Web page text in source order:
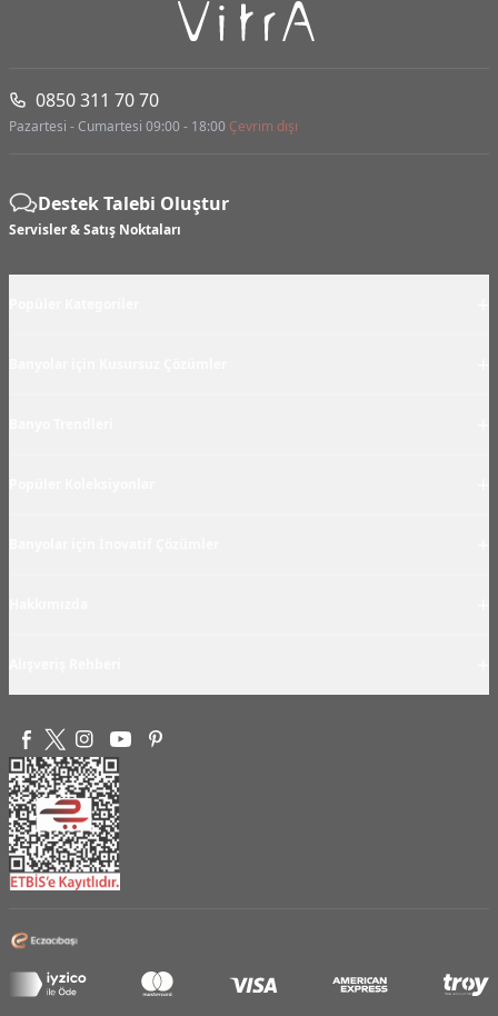
0850 311 70 70
Pazartesi - Cumartesi 09:00 - 18:00 Çevrim dışı
Destek Talebi Oluştur
Servisler & Satış Noktaları